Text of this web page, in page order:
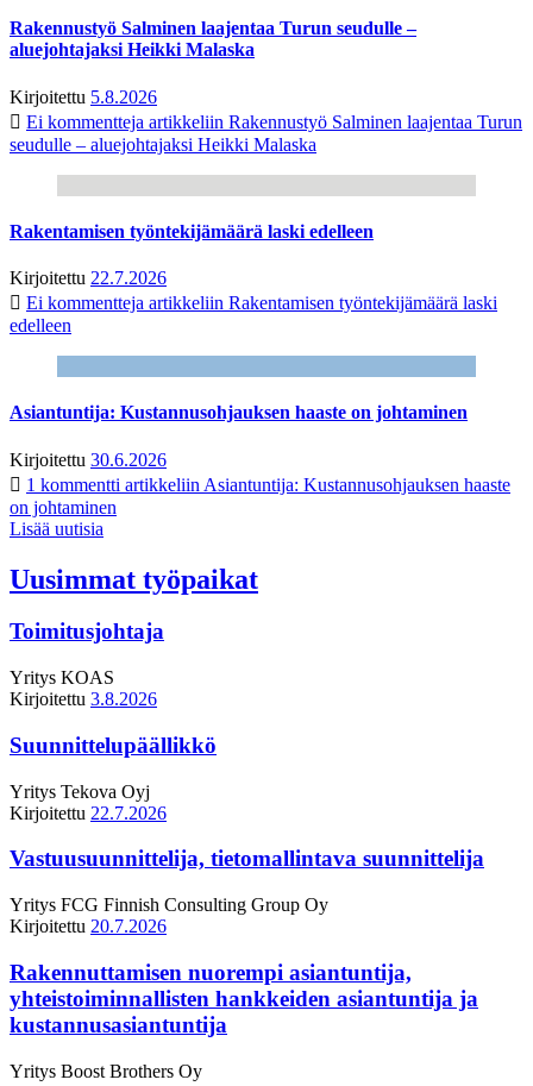
Rakennustyö Salminen laajentaa Turun seudulle –
aluejohtajaksi Heikki Malaska
Kirjoitettu 5.8.2026
Ei kommentteja artikkeliin Rakennustyö Salminen laajentaa Turun
seudulle – aluejohtajaksi Heikki Malaska
Rakentamisen työntekijämäärä laski edelleen
Kirjoitettu 22.7.2026
Ei kommentteja artikkeliin Rakentamisen työntekijämäärä laski
edelleen
Asiantuntija: Kustannusohjauksen haaste on johtaminen
Kirjoitettu 30.6.2026
1 kommentti artikkeliin Asiantuntija: Kustannusohjauksen haaste
on johtaminen
Lisää uutisia
Uusimmat työpaikat
Toimitusjohtaja
Yritys KOAS
Kirjoitettu 3.8.2026
Suunnittelupäällikkö
Yritys Tekova Oyj
Kirjoitettu 22.7.2026
Vastuusuunnittelija, tietomallintava suunnittelija
Yritys FCG Finnish Consulting Group Oy
Kirjoitettu 20.7.2026
Rakennuttamisen nuorempi asiantuntija,
yhteistoiminnallisten hankkeiden asiantuntija ja
kustannusasiantuntija
Yritys Boost Brothers Oy